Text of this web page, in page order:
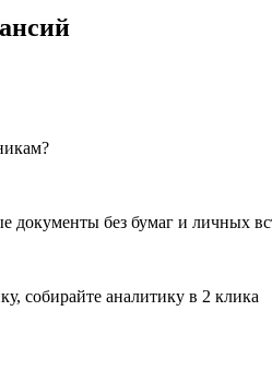
документы без бумаг и личных
собирайте аналитику в 2 клика